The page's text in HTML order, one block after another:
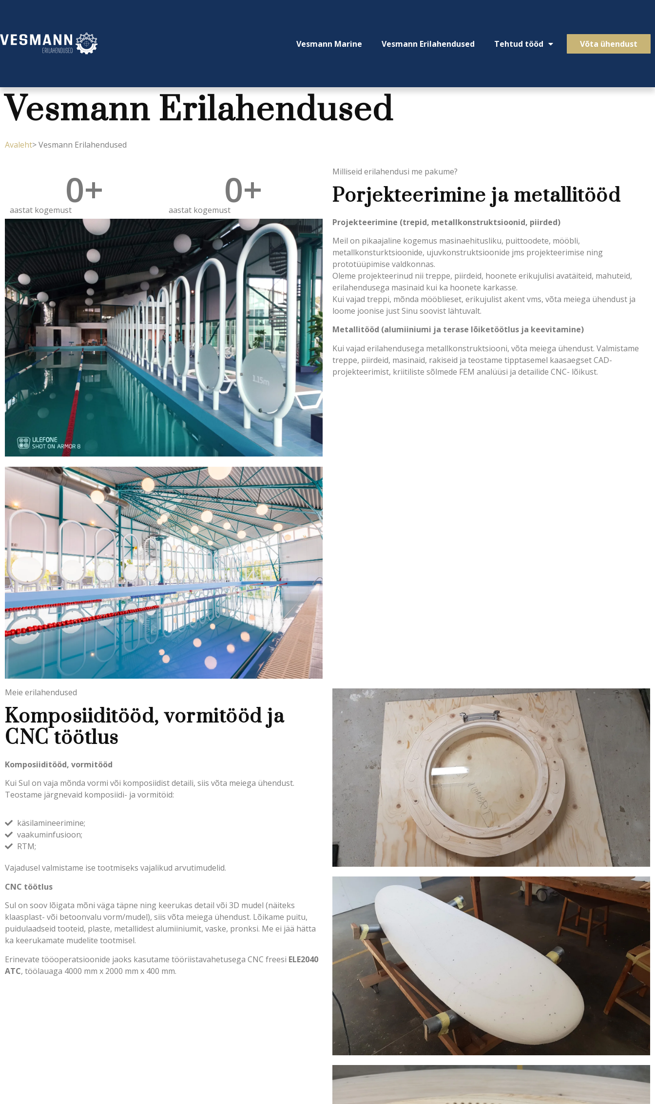
Vesmann Marine Vesmann Erilahendused Tehtud tööd Võta ühendust
Vesmann Erilahendused
Avaleht> Vesmann Erilahendused
0+
aastat kogemust 0+
aastat kogemust
Milliseid erilahendusi me pakume?
Porjekteerimine ja metallitööd
Projekteerimine (trepid, metallkonstruktsioonid, piirded)
Meil on pikaajaline kogemus masinaehitusliku, puittoodete, mööbli,
metallkonsturktsioonide, ujuvkonstruktsioonide jms projekteerimise ning
prototüüpimise valdkonnas.
Oleme projekteerinud nii treppe, piirdeid, hoonete erikujulisi avatäiteid, mahuteid,
erilahendusega masinaid kui ka hoonete karkasse.
Kui vajad treppi, mõnda mööblieset, erikujulist akent vms, võta meiega ühendust ja
loome joonise just Sinu soovist lähtuvalt.
Metallitööd (alumiiniumi ja terase lõiketöötlus ja keevitamine)
Kui vajad erilahendusega metallkonstruktsiooni, võta meiega ühendust. Valmistame
treppe, piirdeid, masinaid, rakiseid ja teostame tipptasemel kaasaegset CAD-
projekteerimist, kriitiliste sõlmede FEM analüüsi ja detailide CNC- lõikust.
Meie erilahendused
Komposiiditööd, vormitööd ja
CNC töötlus
Komposiiditööd, vormitööd
Kui Sul on vaja mõnda vormi või komposiidist detaili, siis võta meiega ühendust.
Teostame järgnevaid komposiidi- ja vormitöid:
käsilamineerimine;
vaakuminfusioon;
RTM;
Vajadusel valmistame ise tootmiseks vajalikud arvutimudelid.
CNC töötlus
Sul on soov lõigata mõni väga täpne ning keerukas detail või 3D mudel (näiteks
klaasplast- või betoonvalu vorm/mudel), siis võta meiega ühendust. Lõikame puitu,
puidulaadseid tooteid, plaste, metallidest alumiiniumit, vaske, pronksi. Me ei jää hätta
ka keerukamate mudelite tootmisel.
Erinevate tööoperatsioonide jaoks kasutame tööriistavahetusega CNC freesi ELE2040
ATC, töölauaga 4000 mm x 2000 mm x 400 mm.